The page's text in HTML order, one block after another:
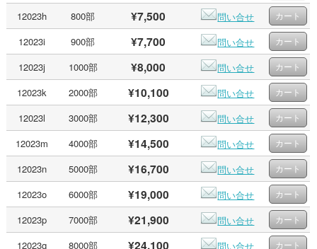
12023h
800部 ¥7,500
問い合せ
12023i
900部 ¥7,700
問い合せ
12023j
1000部 ¥8,000
問い合せ
12023k
2000部 ¥10,100
問い合せ
12023l
3000部 ¥12,300
問い合せ
12023m
4000部 ¥14,500
問い合せ
12023n
5000部 ¥16,700
問い合せ
12023o
6000部 ¥19,000
問い合せ
12023p
7000部 ¥21,900
問い合せ
12023q
8000部 ¥24,100
問い合せ